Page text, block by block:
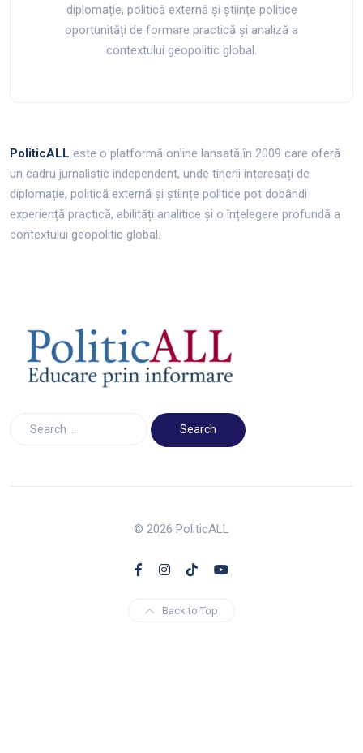
diplomație, politică externă și științe politice
oportunități de formare practică și analiză a
contextului geopolitic global.
PoliticALL este o platformă online lansată în 2009 care oferă
un cadru jurnalistic independent, unde tinerii interesați de
diplomație, politică externă și științe politice pot dobândi
experiență practică, abilități analitice și o înțelegere profundă a
contextului geopolitic global.
© 2026 PoliticALL
Back to Top